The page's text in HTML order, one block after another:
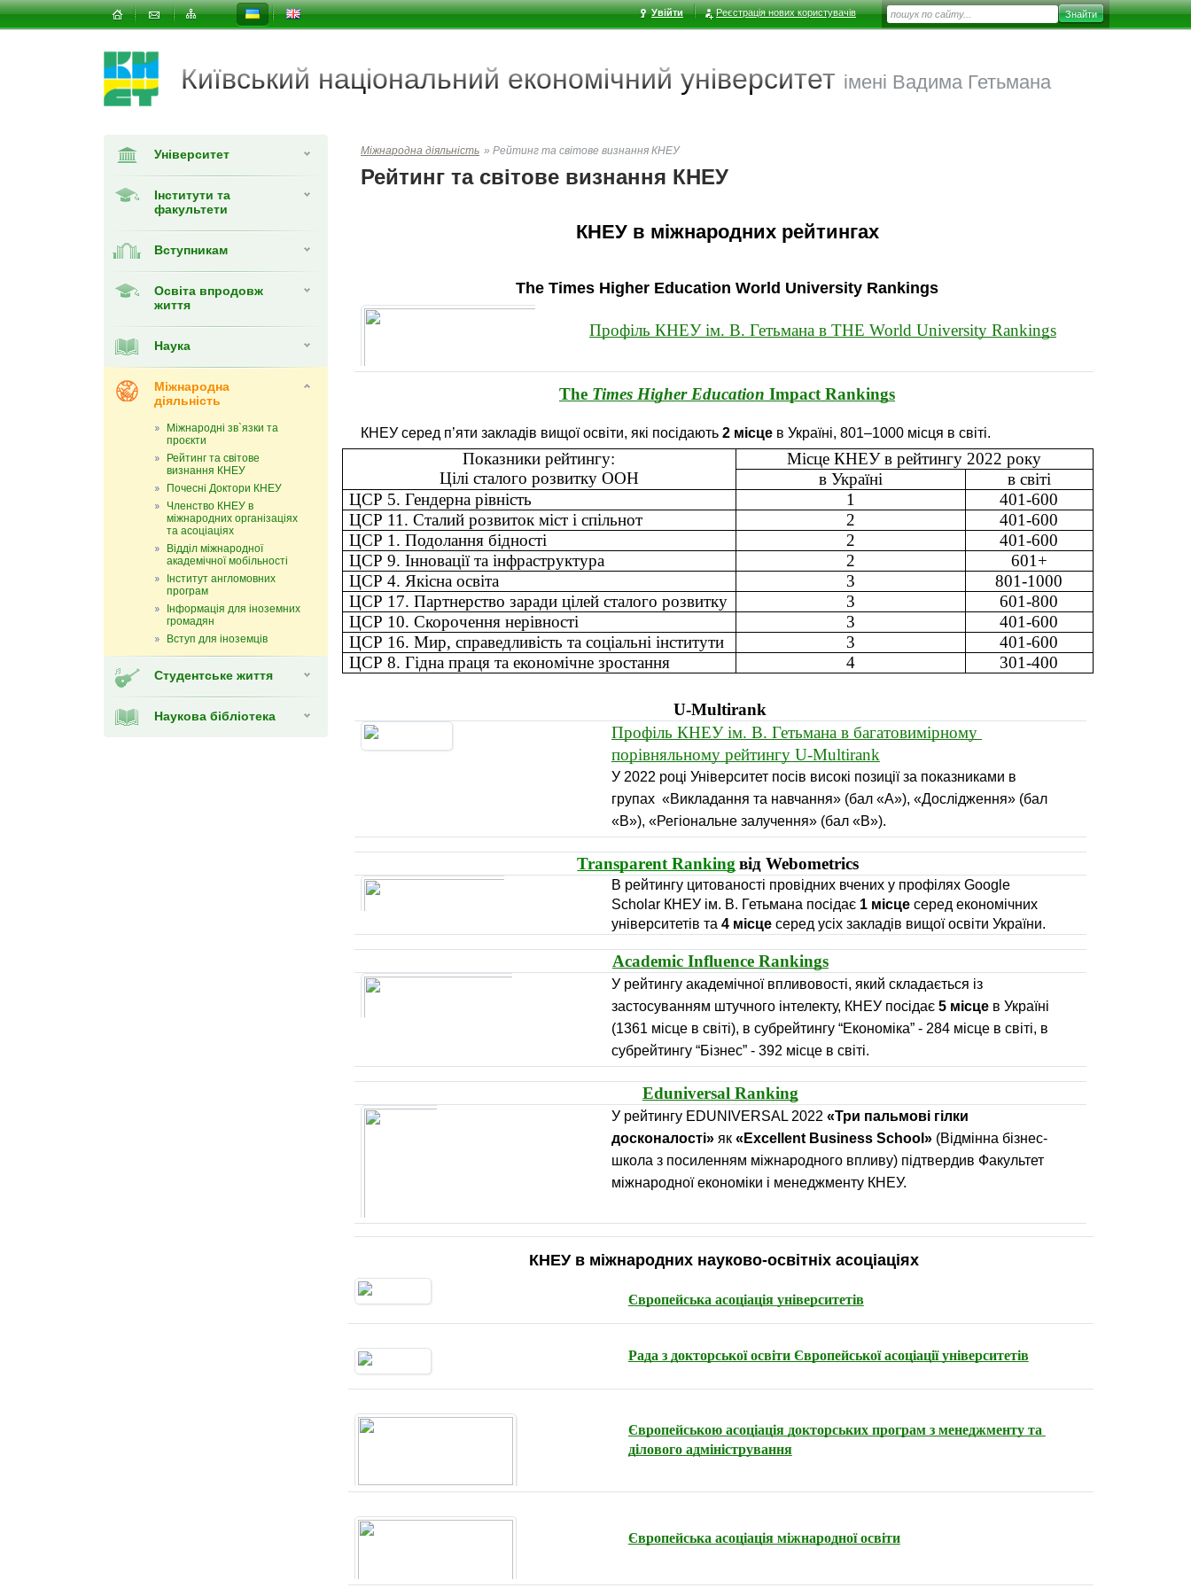
Увійти Реєстрація нових користувачів
Київський національний економічний університет імені Вадима Гетьмана
Університет
Інститути та
факультети
Вступникам
Освіта впродовж
життя
Наука
Міжнародна
діяльність
Міжнародні зв`язки та
проєкти
Рейтинг та світове
визнання КНЕУ
Почесні Доктори КНЕУ
Членство КНЕУ в
міжнародних організаціях
та асоціаціях
Відділ міжнародної
академічної мобільності
Інститут англомовних
програм
Інформація для іноземних
громадян
Вступ для іноземців
Студентське життя
Наукова бібліотека
Міжнародна діяльність » Рейтинг та світове визнання КНЕУ
Рейтинг та світове визнання КНЕУ
КНЕУ в міжнародних рейтингах
The Times Higher Education World University Rankings
Профіль КНЕУ ім. В. Гетьмана в THE World University Rankings
The Times Higher Education Impact Rankings
КНЕУ серед п’яти закладів вищої освіти, які посідають 2 місце в Україні, 801–1000 місця в світі.
Показники рейтингу:
Цілі сталого розвитку ООН
Місце КНЕУ в рейтингу 2022 року
в Україні
в світі
ЦСР 5. Гендерна рівність
1
401-600
ЦСР 11. Сталий розвиток міст і спільнот
2
401-600
ЦСР 1. Подолання бідності
2
401-600
ЦСР 9. Інновації та інфраструктура
2
601+
ЦСР 4. Якісна освіта
3
801-1000
ЦСР 17. Партнерство заради цілей сталого розвитку
3
601-800
ЦСР 10. Скорочення нерівності
3
401-600
ЦСР 16. Мир, справедливість та соціальні інститути
3
401-600
ЦСР 8. Гідна праця та економічне зростання
4 301-400
U-Multirank
Профіль КНЕУ ім. В. Гетьмана в багатовимірному
порівняльному рейтингу U-Multirank
У 2022 році Університет посів високі позиції за показниками в
групах «Викладання та навчання» (бал «А»), «Дослідження» (бал
«В»), «Регіональне залучення» (бал «В»).
Transparent Ranking від Webometrics
В рейтингу цитованості провідних вчених у профілях Google
Scholar КНЕУ ім. В. Гетьмана посідає 1 місце серед економічних
університетів та 4 місце серед усіх закладів вищої освіти України.
Academic Influence Rankings
У рейтингу академічної впливовості, який складається із
застосуванням штучного інтелекту, КНЕУ посідає 5 місце в Україні
(1361 місце в світі), в субрейтингу “Економіка” - 284 місце в світі, в
субрейтингу “Бізнес” - 392 місце в світі.
Eduniversal Ranking
У рейтингу EDUNIVERSAL 2022 «Три пальмові гілки
досконалості» як «Excellent Business School» (Відмінна бізнес-
школа з посиленням міжнародного впливу) підтвердив Факультет
міжнародної економіки і менеджменту КНЕУ.
КНЕУ в міжнародних науково-освітніх асоціаціях
Європейська асоціація університетів
Рада з докторської освіти Європейської асоціації університетів
Європейською асоціація докторських програм з менеджменту та
ділового адміністрування
Європейська асоціація міжнародної освіти